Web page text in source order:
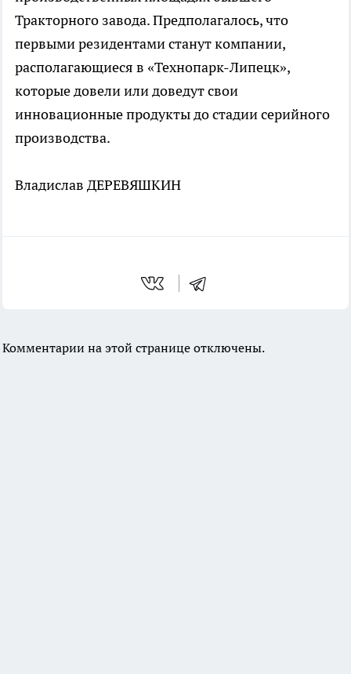
Тракторного завода. Предполагалось, что
первыми резидентами станут компании,
располагающиеся в «Технопарк-Липецк»,
которые довели или доведут свои
инновационные продукты до стадии серийного
производства.
Владислав ДЕРЕВЯШКИН
Комментарии на этой странице отключены.